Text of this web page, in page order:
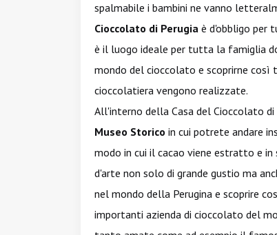
spalmabile i bambini ne vanno
Cioccolato di Perugia è d'obbligo per
è il luogo ideale per tutta la famiglia
mondo del cioccolato e scoprirne
cioccolatiera vengono realizzate.
All'interno della Casa del Cioccolato di
Museo Storico in cui potrete andare
modo in cui il cacao viene estratto e
d'arte non solo di grande gustio ma
nel mondo della Perugina e scoprire
importanti azienda di cioccolato del